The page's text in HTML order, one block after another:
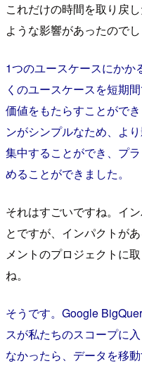
これだけの時間を取り戻
ような影響があったのでし
1つのユースケースにかか
くのユースケースを短期
価値をもたらすことがで
ンがシンプルなため、よ
集中することができ、プ
めることができました。
それはすごいですね。イ
とですが、インパクトが
メントのプロジェクトに
ね。
そうです。Google
スが私たちのスコープに
なかったら、データを移